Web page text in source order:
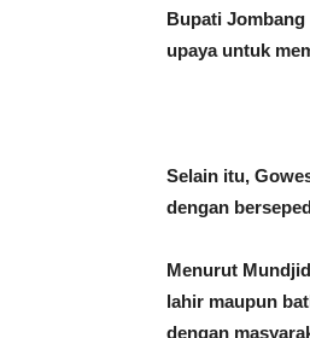
Bupati Jombang
upaya untuk
Selain itu,
dengan
Menurut
lahir maupun
dengan